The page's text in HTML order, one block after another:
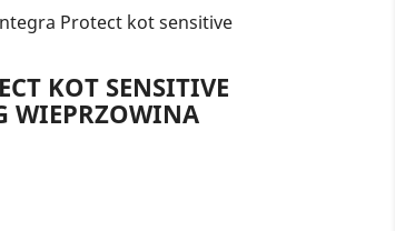
Protect kot sensitive
KOT SENSITIVE
WIEPRZOWINA